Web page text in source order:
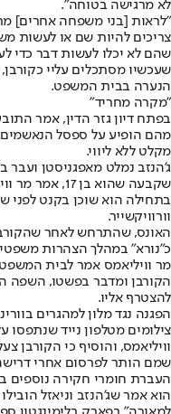
לא מרגישה בטוחה".
"לראות [בני משפחה אחרים]
צריכים להיות שם או לעשות
שהם לא יכלו לעשות דבר כדי
שעכשיו מסתכלים עליי
הנערה בבית המשפט.
"מקרה מחריד"
בפתח דיון גזר הדין, אמר
מהם הופיע על ספסל הנאשמים
מקלט ללא ליווי.
ג'הנזב נמלט מאפגניסטן ועבר
שקבעה שהוא
בתחילה הוא שוכן בקנט לפני
וורוויקשייר.
האונס, שהתרחש לאחר
כ"נורא" במהלך הצהרות
מר וויליאמס אמר לבית המשפט
הקורבן ומדבר בפשטו, השפה
להצטרף אליו.
הפגנה נגד מלון למהגרים
צילומים מטלפון נייד
וויליאמס, והוסיף כי הקורבן
שמם הותר לפרסום אחרי
העברת חומרי חקירה נוספים
הוא אמר שג'הנזב וניאזל